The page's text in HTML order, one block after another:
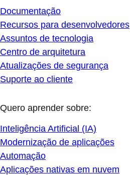
Documentação
Recursos para desenvolvedores
Assuntos de tecnologia
Centro de arquitetura
Atualizações de segurança
Suporte ao cliente
Quero aprender sobre:
Inteligência Artificial (IA)
Modernização de aplicações
Automação
Aplicações nativas em nuvem